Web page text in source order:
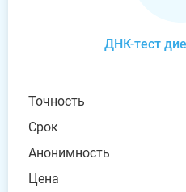
ДНК-тест
Точность
Срок
Анонимность
Цена